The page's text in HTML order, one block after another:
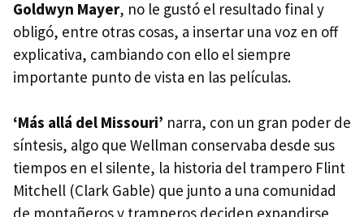
Goldwyn Mayer, no le gustó el resultado final y
obligó, entre otras cosas, a insertar una voz en off
explicativa, cambiando con ello el siempre
importante punto de vista en las películas.
‘Más allá del Missouri’ narra, con un gran poder de
síntesis, algo que Wellman conservaba desde sus
tiempos en el silente, la historia del trampero Flint
Mitchell (Clark Gable) que junto a una comunidad